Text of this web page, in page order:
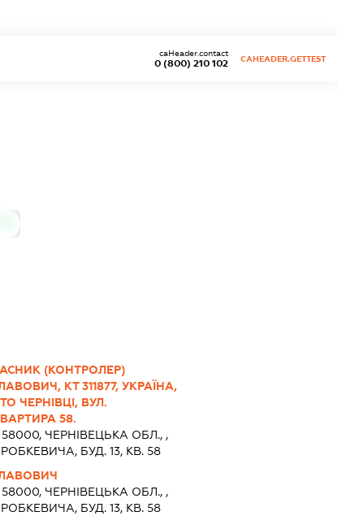
0 (800) 210 102
caHeader.contact
CAHEADER.GETTEST
(КОНТРОЛЕР)
КТ 311877, УКРАЇНА,
ЧЕРНІВЦІ, ВУЛ.
58.
58000, ЧЕРНIВЕЦЬКА ОБЛ., ,
БУД. 13, КВ. 58
58000, ЧЕРНIВЕЦЬКА ОБЛ., ,
БУД. 13, КВ. 58